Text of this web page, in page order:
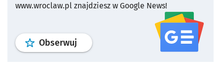
www.wroclaw.pl znajdziesz w Google News!
Obserwuj profil serwisu